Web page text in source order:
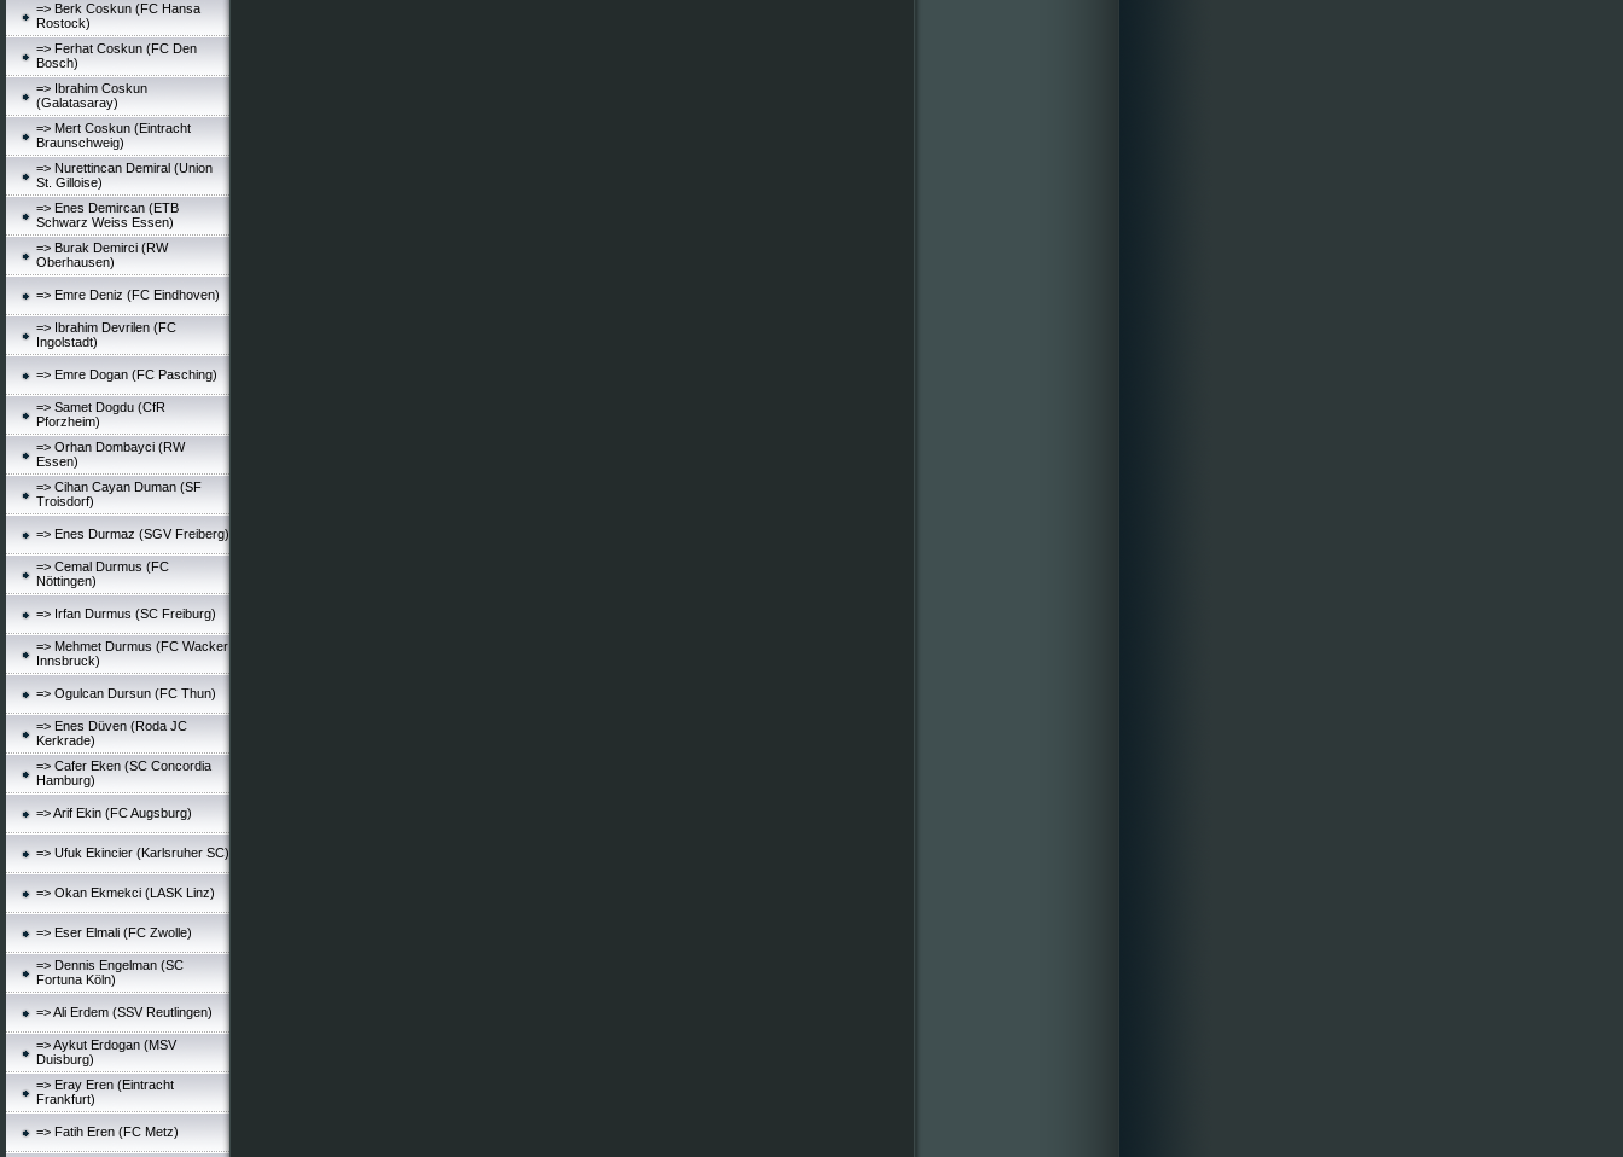
=> Berk Coskun (FC Hansa
Rostock)
=> Ferhat Coskun (FC Den
Bosch)
=> Ibrahim Coskun
(Galatasaray)
=> Mert Coskun (Eintracht
Braunschweig)
=> Nurettincan Demiral (Union
St. Gilloise)
=> Enes Demircan (ETB
Schwarz Weiss Essen)
=> Burak Demirci (RW
Oberhausen)
=> Emre Deniz (FC Eindhoven)
=> Ibrahim Devrilen (FC
Ingolstadt)
=> Emre Dogan (FC Pasching)
=> Samet Dogdu (CfR
Pforzheim)
=> Orhan Dombayci (RW
Essen)
=> Cihan Cayan Duman (SF
Troisdorf)
=> Enes Durmaz (SGV Freiberg)
=> Cemal Durmus (FC
Nöttingen)
=> Irfan Durmus (SC Freiburg)
=> Mehmet Durmus (FC Wacker
Innsbruck)
=> Ogulcan Dursun (FC Thun)
=> Enes Düven (Roda JC
Kerkrade)
=> Cafer Eken (SC Concordia
Hamburg)
=> Arif Ekin (FC Augsburg)
=> Ufuk Ekincier (Karlsruher SC)
=> Okan Ekmekci (LASK Linz)
=> Eser Elmali (FC Zwolle)
=> Dennis Engelman (SC
Fortuna Köln)
=> Ali Erdem (SSV Reutlingen)
=> Aykut Erdogan (MSV
Duisburg)
=> Eray Eren (Eintracht
Frankfurt)
=> Fatih Eren (FC Metz)